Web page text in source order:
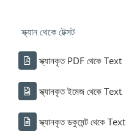
স্ক্যান থেকে টেক্সট
স্ক্যানকৃত PDF থেকে Text
স্ক্যানকৃত ইমেজ থেকে Text
স্ক্যানকৃত ডকুমেন্ট থেকে Text